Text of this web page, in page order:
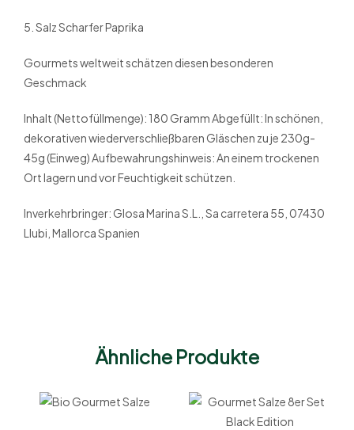
5. Salz Scharfer Paprika
Gourmets weltweit schätzen diesen besonderen
Geschmack
Inhalt (Nettofüllmenge): 180 Gramm Abgefüllt: In schönen,
dekorativen wiederverschließbaren Gläschen zu je 230g-
45g (Einweg) Aufbewahrungshinweis: An einem trockenen
Ort lagern und vor Feuchtigkeit schützen.
Inverkehrbringer: Glosa Marina S.L., Sa carretera 55, 07430
Llubi, Mallorca Spanien
Ähnliche Produkte